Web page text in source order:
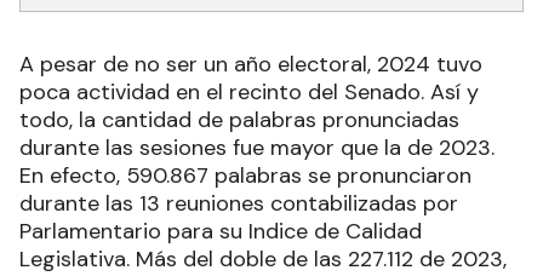
A pesar de no ser un año electoral, 2024 tuvo
poca actividad en el recinto del Senado. Así y
todo, la cantidad de palabras pronunciadas
durante las sesiones fue mayor que la de 2023.
En efecto, 590.867 palabras se pronunciaron
durante las 13 reuniones contabilizadas por
Parlamentario para su Indice de Calidad
Legislativa. Más del doble de las 227.112 de 2023,